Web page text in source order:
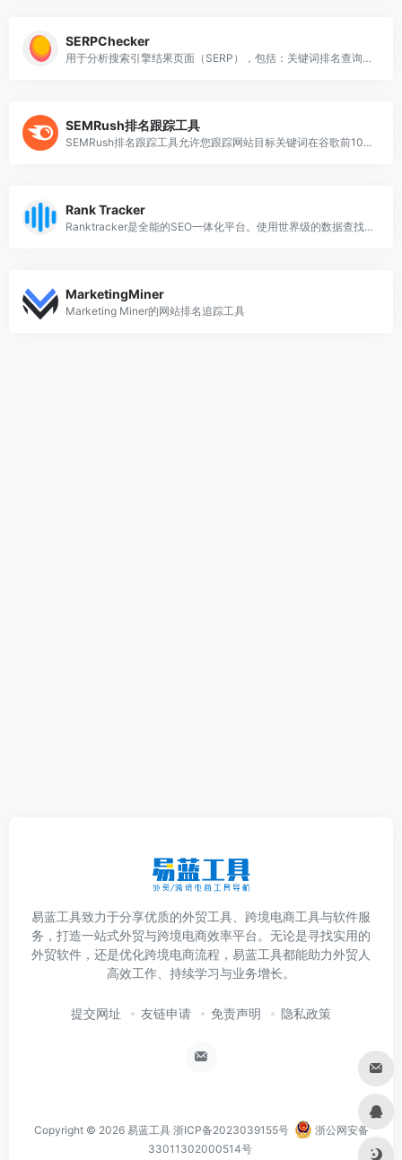
SERPChecker
用于分析搜索引擎结果页面（SERP），包括：关键词排名查询、竞争对手分析、SERP快照、关键词建议。
SEMRush排名跟踪工具
SEMRush排名跟踪工具允许您跟踪网站目标关键词在谷歌前100个自然搜索和付费搜索结果中的排名。SEMRush提供全能的SEO工具集。
Rank Tracker
Ranktracker是全能的SEO一体化平台。使用世界级的数据查找关键词，跟踪网站排名，分析SERPs和审计你的网站。
MarketingMiner
Marketing Miner的网站排名追踪工具
易蓝工具致力于分享优质的外贸工具、跨境电商工具与软件服
务，打造一站式外贸与跨境电商效率平台。无论是寻找实用的
外贸软件，还是优化跨境电商流程，易蓝工具都能助力外贸人
高效工作、持续学习与业务增长。
提交网址 友链申请 免责声明 隐私政策
Copyright © 2026 易蓝工具 浙ICP备2023039155号
浙公网安备
33011302000514号